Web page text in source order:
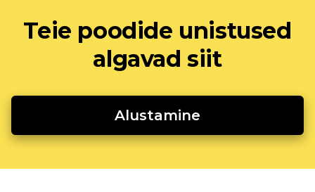
Teie poodide unistused
algavad siit
Alustamine